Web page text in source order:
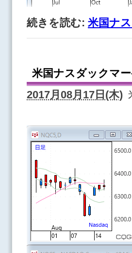
続きを読む: 米国ナ
米国ナスダックマー
2017月08月17日(木)